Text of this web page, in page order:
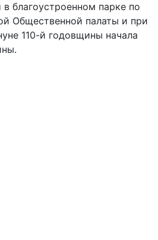
благоустроенном парке по
Общественной палаты и при
110-й годовщины начала